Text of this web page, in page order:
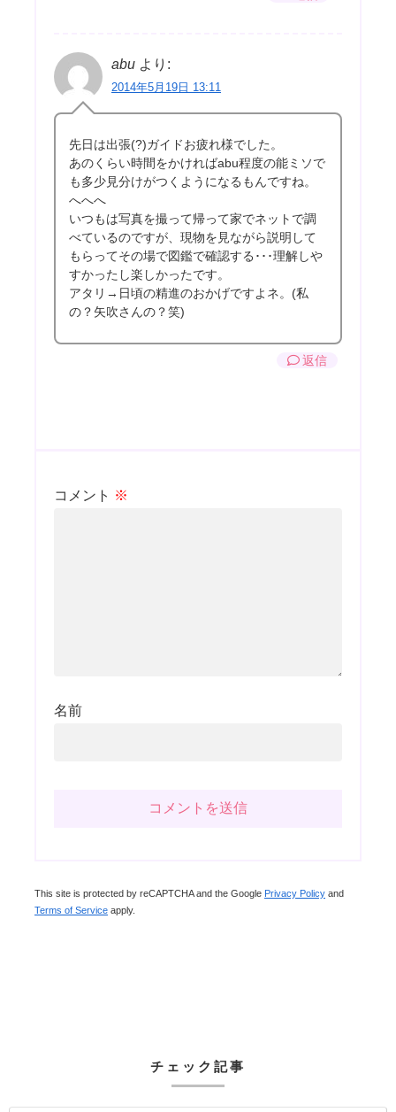
abu より:
2014年5月19日 13:11
先日は出張(?)ガイドお疲れ様でした。
あのくらい時間をかければabu程度の能ミソで
も多少見分けがつくようになるもんですね。
へへへ
いつもは写真を撮って帰って家でネットで調
べているのですが、現物を見ながら説明して
もらってその場で図鑑で確認する･･･理解しや
すかったし楽しかったです。
アタリ→日頃の精進のおかげですよネ。(私
の？矢吹さんの？笑)
返信
コメント ※
名前
This site is protected by reCAPTCHA and the Google Privacy Policy and
Terms of Service apply.
チェック記事